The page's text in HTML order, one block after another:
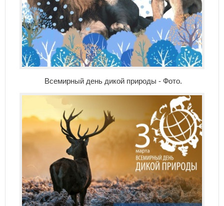
Всемирный день дикой природы - Фото.